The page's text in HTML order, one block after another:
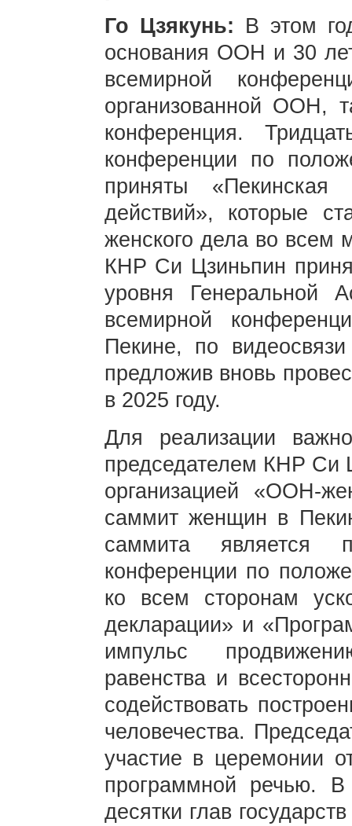
Го Цзякунь: В этом
основания ООН и 30
всемирной
организованной ООН,
конференция.
конференции по
приняты
действий», которые
женского дела во всем
КНР Си Цзиньпин
уровня Генеральной
всемирной
Пекине, по
предложив вновь
в 2025 году.
Для реализации
председателем КНР Си
организацией «ООН-
саммит женщин в
саммита является
конференции по
ко всем сторонам
декларации» и
импульс
равенства и
содействовать
человечества.
участие в церемонии
программной речью. В
десятки глав